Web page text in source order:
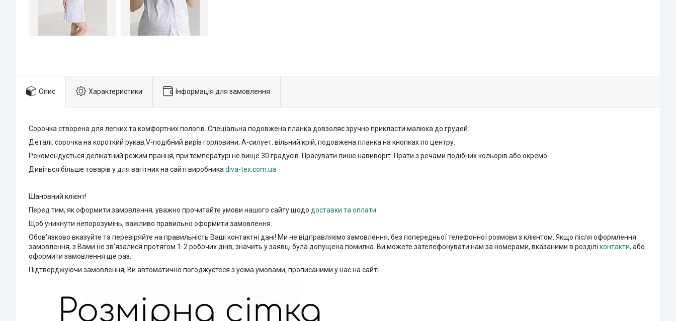
Опис Характеристики Інформація для замовлення
Сорочка створена для легких та комфортних пологів. Спеціальна подовжена планка довзоляє зручно прикласти малюка до грудей.
Деталі: сорочка на короткий рукав,V-подібний виріз горловини, А-силует, вільний крій, подовжена планка на кнопках по центру.
Рекомендується делікатний режим прання, при температурі не вище 30 градусів. Прасувати лише навиворіт. Прати з речами подібних кольорів або окремо.
Дивіться більше товарів у для вагітних на сайті виробника diva-tex.com.ua
Шановний клієнт!
Перед тим, як оформити замовлення, уважно прочитайте умови нашого сайту щодо доставки та оплати.
Щоб уникнути непорозумінь, важливо правильно оформити замовлення.
Обов'язково вказуйте та перевіряйте на правильність Ваші контактні дані! Ми не відправляємо замовлення, без попередньої телефонної розмови з клієнтом. Якщо після оформлення
замовлення, з Вами не зв'язалися протягом 1-2 робочих днів, значить у заявці була допущена помилка. Ви можете зателефонувати нам за номерами, вказаними в розділі контакти, або
оформити замовлення ще раз.
Підтверджуючи замовлення, Ви автоматично погоджуєтеся з усіма умовами, прописаними у нас на сайті.